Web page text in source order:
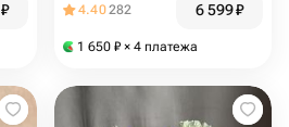
₽ 4.40282 6 599₽
1 650 ₽ × 4 платежа